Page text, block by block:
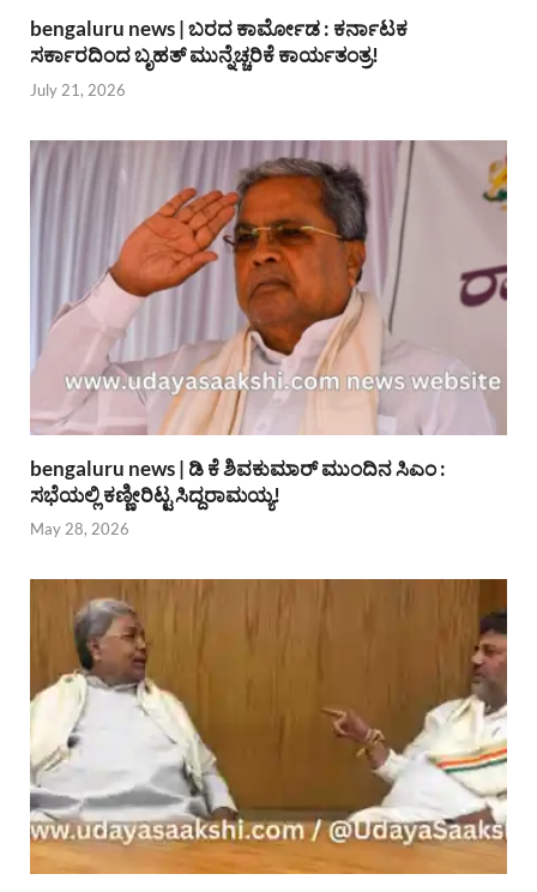
bengaluru news | ಬರದ ಕಾರ್ಮೋಡ : ಕರ್ನಾಟಕ
ಸರ್ಕಾರದಿಂದ ಬೃಹತ್ ಮುನ್ನೆಚ್ಚರಿಕೆ ಕಾರ್ಯತಂತ್ರ!
July 21, 2026
bengaluru news | ಡಿ ಕೆ ಶಿವಕುಮಾರ್ ಮುಂದಿನ ಸಿಎಂ :
ಸಭೆಯಲ್ಲಿ ಕಣ್ಣೀರಿಟ್ಟ ಸಿದ್ದರಾಮಯ್ಯ!
May 28, 2026